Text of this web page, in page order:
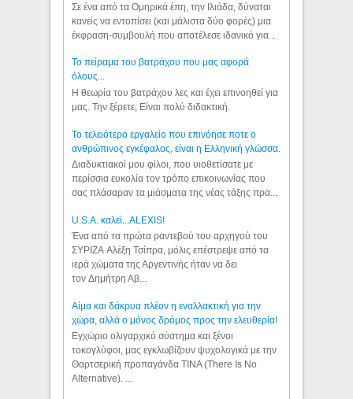
Σε ένα από τα Ομηρικά έπη, την Ιλιάδα, δύναται
κανείς να εντοπίσει (και μάλιστα δύο φορές) μια
έκφραση-συμβουλή που αποτέλεσε ιδανικό για...
Το πείραμα του βατράχου που μας αφορά
όλους...
Η θεωρία του βατράχου λες και έχει επινοηθεί για
μας. Την ξέρετε; Είναι πολύ διδακτική.
Το τελειότερο εργαλείο που επινόησε ποτε ο
ανθρώπινος εγκέφαλος, είναι η Ελληνική γλώσσα.
Διαδυκτιακοί μου φίλοι, που υιοθετίσατε με
περίσσια ευκολία τον τρόπο επικοινωνίας που
σας πλάσαραν τα μιάσματα της νέας τάξης πρα...
U.S.A. καλεί...ALEXIS!
Ένα από τα πρώτα ραντεβού του αρχηγού του
ΣΥΡΙΖΑ Αλέξη Τσίπρα, μόλις επέστρεψε από τα
ιερά χώματα της Αργεντινής ήταν να δει
τον Δημήτρη Αβ...
Αίμα και δάκρυα πλέον η εναλλακτική για την
χώρα, αλλά ο μόνος δρόμος προς την ελευθερία!
Εγχώριο ολιγαρχικό σύστημα και ξένοι
τοκογλύφοι, μας εγκλωβίζουν ψυχολογικά με την
Θαρτσερική προπαγάνδα TINA (There Is No
Alternative). ...